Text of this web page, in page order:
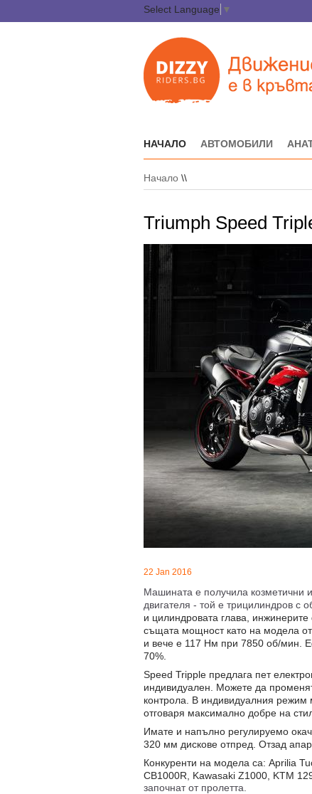
Select Language ▼
НАЧАЛО АВТОМОБИЛИ
Начало \\
Triumph Speed
22 Jan 2016
Машината е получила
двигателя - той е трицилиндров с
и цилиндровата глава,
същата мощност като на модела
и вече е 117 Нм при 7850 об/мин.
70%.
Speed Tripple предлага пет
индивидуален. Можете да
контрола. В индивидуалния режим
отговаря максимално добре на
Имате и напълно регулируемо
320 мм дискове отпред. Отзад
Конкуренти на модела са: Aprilia
CB1000R, Kawasaki Z1000, KTM
започнат от пролетта.